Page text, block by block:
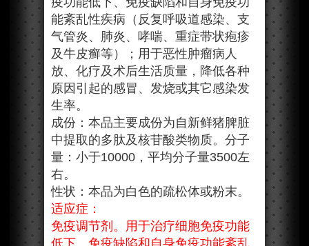
能紊乱性疾病（反复呼吸道感染、支
气管炎、肺炎、哮喘、重症带状疱疹
及牛皮癣等）；用于恶性肿瘤病人
放、化疗及术后生活质量，降低各种
原因引起的感冒、发烧或其它感染发
生率。
成份：本品主要成份为自新鲜猪脾脏
中提取的多肽及核苷酸类物质。分子
量：小于10000，平均分子量3500左
右。
性状：本品为白色的疏松体或粉末。
适应症：
免疫调节剂。用于治疗细胞免疫功能
低下、免疫缺陷和自身免疫功能紊乱